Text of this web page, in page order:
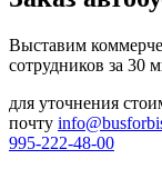
Выставим
сотрудников за 30
для уточнения
почту
995-222-48-00